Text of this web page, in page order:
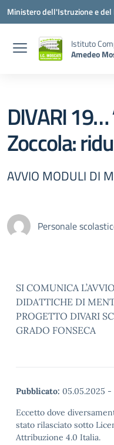
Vai ai contenuti
Vai al menu di navigazione
Vai al footer
Ministero dell'Istruzione e
Istituto
Amedeo
DIVARI
Zoccola:
AVVIO MODULI DI
Personale
SI COMUNICA
DIDATTICHE DI
PROGETTO DIVARI
GRADO FONSECA
Pubblicato: 05.05.2025 -
Eccetto dove
stato rilasciato sotto
Attribuzione 4.0 Italia.